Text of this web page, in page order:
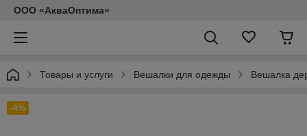
ООО «АкваОптима»
Товары и услуги Вешалки для одежды Вешалка
-4%